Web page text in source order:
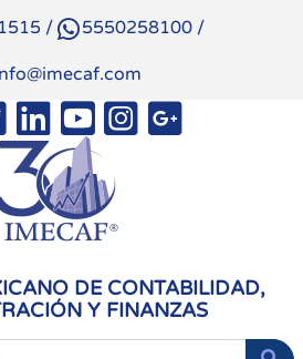
/ 5550258100 /
DE CONTABILIDAD,
Y FINANZAS